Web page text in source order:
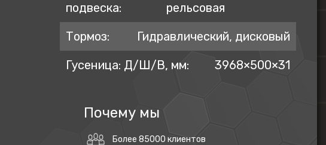
подвеска:
рельсовая
Тормоз:
Гидравлический, дисковый
Гусеница: Д/Ш/В, мм:
3968×500×31
Почему мы
Более 85000 клиентов